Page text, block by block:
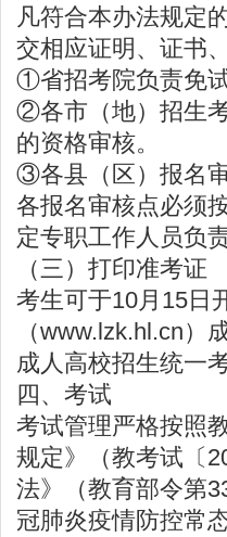
凡符合本办法规定
交相应证明、证书
①省招考院负责免
②各市（地）招生
的资格审核。
③各县（区）报名
各报名审核点必须
定专职工作人员负
（三）打印准考证
考生可于10月15日
（www.lzk.hl.cn）
成人高校招生统一
四、考试
考试管理严格按照
规定》（教考试〔
法》（教育部令第
冠肺炎疫情防控常